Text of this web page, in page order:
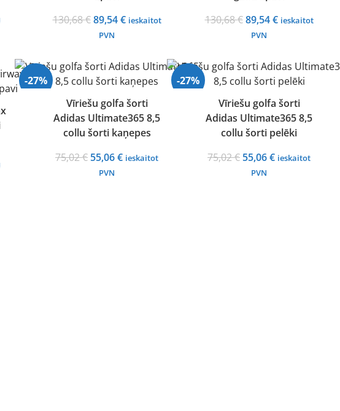
130,68€ Original
price
130,68 €.
89,54€Current
89,54 €.
ieskaitot
PVN
130,68€ Original
price
130,68 €.
89,54€Current
89,54 €.
ieskaitot
PVN
-27%
Vīriešu golfa šorti
Adidas Ultimate365 8,5
collu šorti kaņepes
75,02€ Original
price
55,06€Current
ieskaitot
PVN
-27%
Vīriešu golfa šorti
Adidas Ultimate365 8,5
collu šorti pelēki
75,02€ Original
price
55,06€Current
ieskaitot
PVN